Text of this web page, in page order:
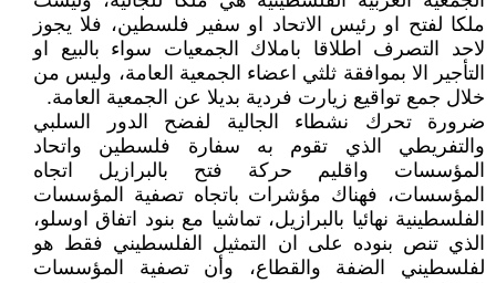
ملكا لفتح او رئيس الاتحاد او سفير فلسطين، فلا يجوز
لاحد التصرف اطلاقا باملاك الجمعيات سواء بالبيع او
التأجير الا بموافقة ثلثي اعضاء الجمعية العامة، وليس من
خلال جمع تواقيع زيارت فردية بديلا عن الجمعية العامة.
ضرورة تحرك نشطاء الجالية لفضح الدور السلبي
والتفريطي الذي تقوم به سفارة فلسطين واتحاد
المؤسسات واقليم حركة فتح بالبرازيل اتجاه
المؤسسات، فهناك مؤشرات باتجاه تصفية المؤسسات
الفلسطينية نهائيا بالبرازيل، تماشيا مع بنود اتفاق اوسلو،
الذي تنص بنوده على ان التمثيل الفلسطيني فقط هو
لفلسطيني الضفة والقطاع، وأن تصفية المؤسسات